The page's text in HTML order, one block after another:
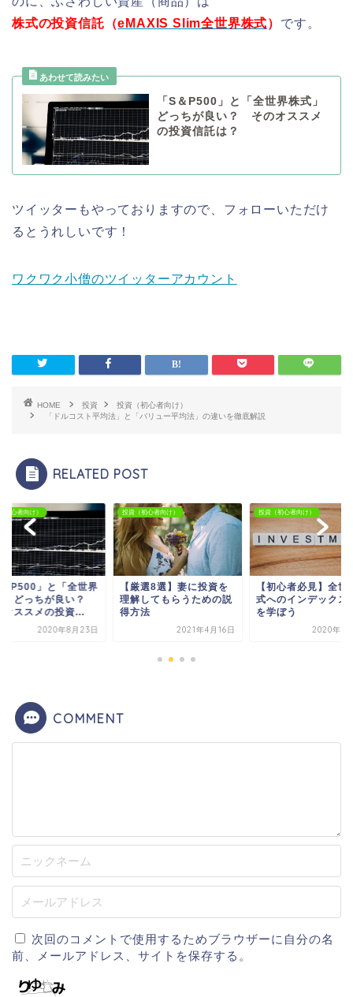
株式の投資信託（eMAXIS Slim全世界株式） です。
「S＆P500」と「全世界株式」
どっちが良い？ そのオススメ
の投資信託は？
ツイッターもやっておりますので、フォローいただけ
るとうれしいです！
ワクワク小僧のツイッターアカウント
HOME 投資
投資（初心者向け）
「ドルコスト平均法」と「バリュー平均法」の違いを徹底解説
RELATED POST
初心者向け）
P500」と「全世界
」どっちが良い？
オススメの投資...
2020年8月23日
投資（初心者向け）
【厳選8選】妻に投資を
理解してもらうための説
得方法
2021年4月16日
投資（初心者向け）
【初心者必見】全世
式へのインデックス
を学ぼう
2020年8
COMMENT
次回のコメントで使用するためブラウザーに自分の名
前、メールアドレス、サイトを保存する。